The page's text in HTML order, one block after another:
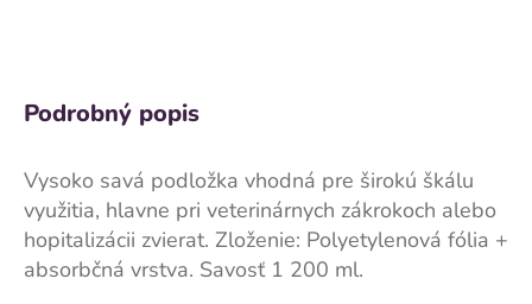
Podrobný popis
Vysoko savá podložka vhodná pre širokú škálu
využitia, hlavne pri veterinárnych zákrokoch alebo
hopitalizácii zvierat. Zloženie: Polyetylenová fólia +
absorbčná vrstva. Savosť 1 200 ml.